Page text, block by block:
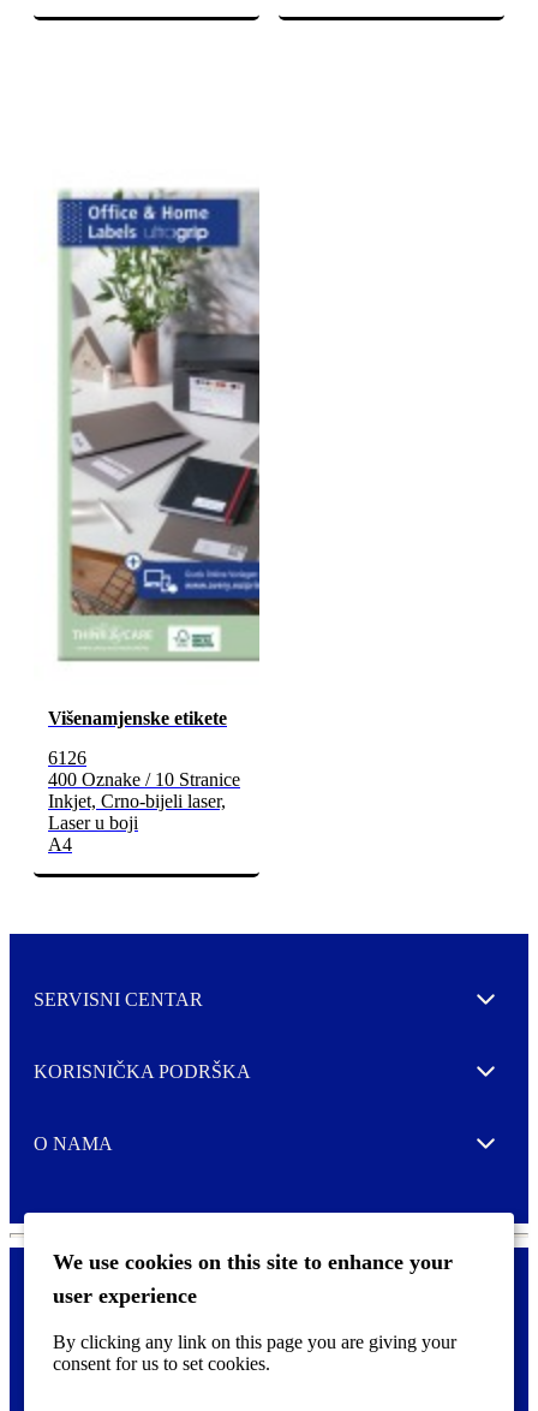
We use cookies on this site to enhance your
user experience
By clicking any link on this page you are giving your
consent for us to set cookies.
Višenamjenske etikete
6126
400 Oznake / 10 Stranice
Inkjet, Crno-bijeli laser,
Laser u boji
A4
SERVISNI CENTAR Expand
KORISNIČKA PODRŠKA Expand
O NAMA Expand
o
Pravne i tzv. Cookie obavijesti